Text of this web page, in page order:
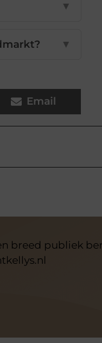
▼
▼
Email
breed publiek